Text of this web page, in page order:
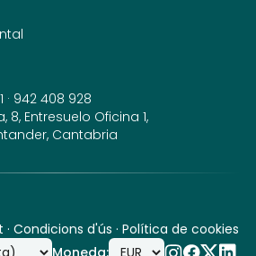
· 942 408 928
8, Entresuelo Oficina 1,
Cantabria
· Condicions d'ús · Política de cookies
Moneda: